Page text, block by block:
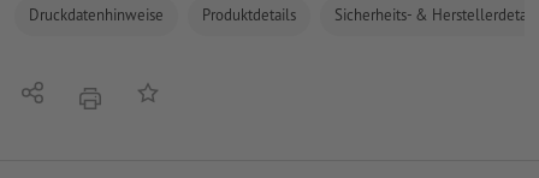
Druckdatenhinweise Produktdetails Sicherheits- &
Teilen DruckenAuf die Merkliste